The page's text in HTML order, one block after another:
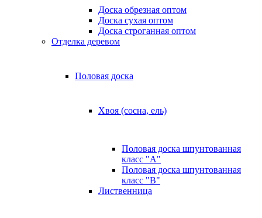
Доска обрезная оптом
Доска сухая оптом
Доска строганная оптом
Отделка деревом
Половая доска
Хвоя (сосна, ель)
Половая доска шпунтованная
класс "А"
Половая доска шпунтованная
класс "B"
Лиственница